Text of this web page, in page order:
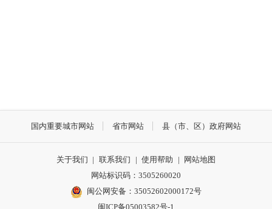
国内重要城市网站 省市网站 县（市、区）政府网站
关于我们 | 联系我们 | 使用帮助 |
网站地图
网站标识码：3505260020
闽公网安备：35052602000172号
闽ICP备05003582号-1